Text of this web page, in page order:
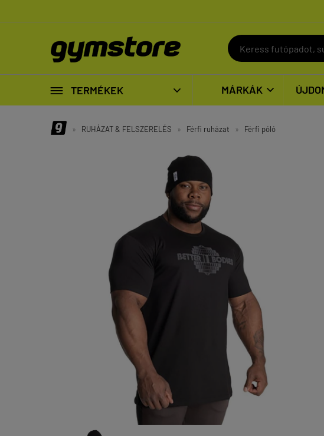
 TERMÉKEK  MÁRKÁK 
» RUHÁZAT & FELSZERELÉS » Férfi ruházat » Férfi póló